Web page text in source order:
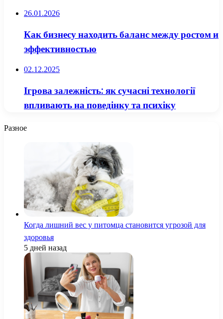
26.01.2026
Как бизнесу находить баланс между ростом и
эффективностью
02.12.2025
Ігрова залежність: як сучасні технології
впливають на поведінку та психіку
Разное
Когда лишний вес у питомца становится угрозой для
здоровья
5 дней назад